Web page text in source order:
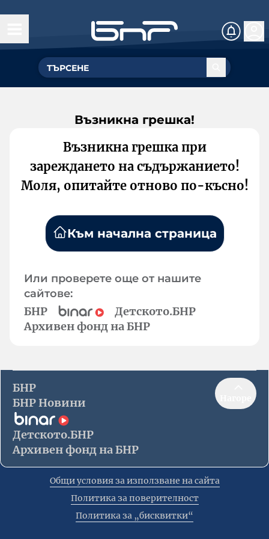
Възникна грешка!
Възникна грешка при
зареждането на съдържанието!
Моля, опитайте отново по-късно!
Към начална страница
Или проверете още от нашите
сайтове:
БНР
Детското.БНР
Архивен фонд на БНР
БНР
БНР Новини
Детското.БНР
Архивен фонд на БНР
Общи условия за използване на сайта
Политика за поверителност
Политика за „бисквитки“